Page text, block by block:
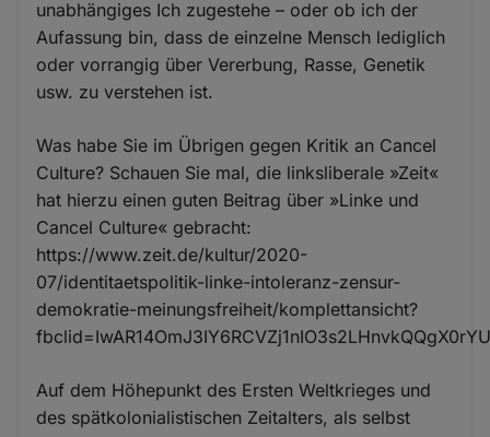
unabhängiges Ich zugestehe – oder ob ich der
Aufassung bin, dass de einzelne Mensch lediglich
oder vorrangig über Vererbung, Rasse, Genetik
usw. zu verstehen ist.
Was habe Sie im Übrigen gegen Kritik an Cancel
Culture? Schauen Sie mal, die linksliberale »Zeit«
hat hierzu einen guten Beitrag über »Linke und
Cancel Culture« gebracht:
https://www.zeit.de/kultur/2020-
07/identitaetspolitik-linke-intoleranz-zensur-
demokratie-meinungsfreiheit/komplettansicht?
Auf dem Höhepunkt des Ersten Weltkrieges und
des spätkolonialistischen Zeitalters, als selbst